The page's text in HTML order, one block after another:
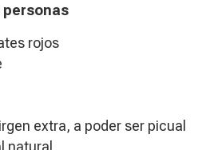
personas
rojos
extra, a poder ser picual
natural